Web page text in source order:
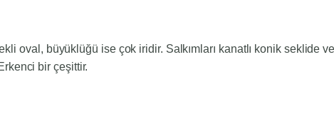
oval, büyüklüğü ise çok iridir. Salkımları kanatlı konik seklide ve
bir çeşittir.